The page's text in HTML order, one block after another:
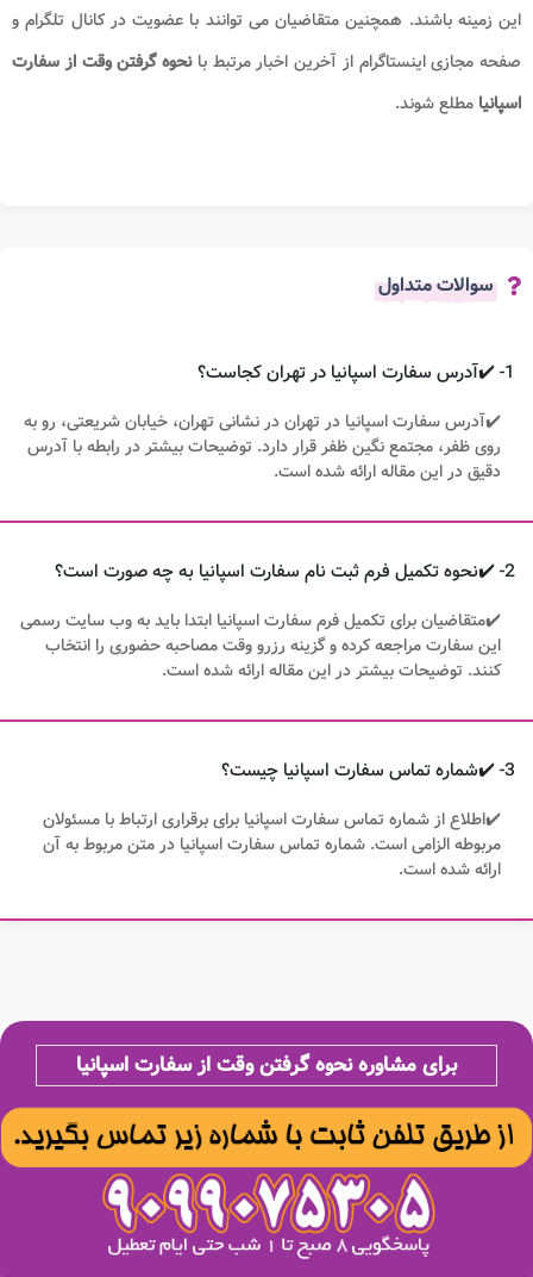
این زمینه باشند. همچنین متقاضیان می توانند با عضویت در کانال تلگرام و
صفحه مجازی اینستاگرام از آخرین اخبار مرتبط بانحوه گرفتن وقت از سفارت
اسپانیا مطلع شوند.
سوالات متداول
1- ✔️آدرس سفارت اسپانیا در تهران کجاست؟
✔️آدرس سفارت اسپانیا در تهران در نشانی تهران، خیابان شریعتی، رو به
روی ظفر، مجتمع نگین ظفر قرار دارد. توضیحات بیشتر در رابطه با آدرس
دقیق در این مقاله ارائه شده است.
2- ✔️نحوه تکمیل فرم ثبت نام سفارت اسپانیا به چه صورت است؟
✔️متقاضیان برای تکمیل فرم سفارت اسپانیا ابتدا باید به وب سایت رسمی
این سفارت مراجعه کرده و گزینه رزرو وقت مصاحبه حضوری را انتخاب
کنند. توضیحات بیشتر در این مقاله ارائه شده است.
3- ✔️شماره تماس سفارت اسپانیا چیست؟
✔️اطلاع از شماره تماس سفارت اسپانیا برای برقراری ارتباط با مسئولان
مربوطه الزامی است. شماره تماس سفارت اسپانیا در متن مربوط به آن
ارائه شده است.
برای مشاوره نحوه گرفتن وقت از سفارت اسپانیا